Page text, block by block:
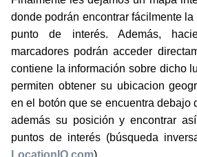
donde podrán encontrar fácilmente
punto de interés. Además,
marcadores podrán acceder
contiene la información sobre dicho
permiten obtener su ubicacion
en el botón que se encuentra debajo
además su posición y encontrar
puntos de interés (búsqueda
LocationIQ.com).